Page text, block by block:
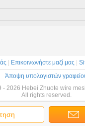
βαρέως τύπου
Επικοινωνήστε μαζί μας
Άποψη υπολογιστών
2026 Hebei Zhuote wire
All rights reserved.